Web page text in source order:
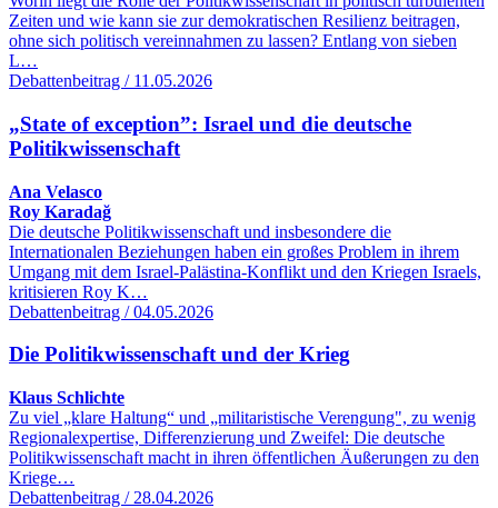
Zeiten und wie kann sie zur demokratischen Resilienz beitragen,
ohne sich politisch vereinnahmen zu lassen? Entlang von sieben
L…
Debattenbeitrag / 11.05.2026
„State of exception”: Israel und die deutsche
Politikwissenschaft
Ana Velasco
Roy Karadağ
Die deutsche Politikwissenschaft und insbesondere die
Internationalen Beziehungen haben ein großes Problem in ihrem
Umgang mit dem Israel-Palästina-Konflikt und den Kriegen Israels,
kritisieren Roy K…
Debattenbeitrag / 04.05.2026
Die Politikwissenschaft und der Krieg
Klaus Schlichte
Zu viel „klare Haltung“ und „militaristische Verengung", zu wenig
Regionalexpertise, Differenzierung und Zweifel: Die deutsche
Politikwissenschaft macht in ihren öffentlichen Äußerungen zu den
Kriege…
Debattenbeitrag / 28.04.2026